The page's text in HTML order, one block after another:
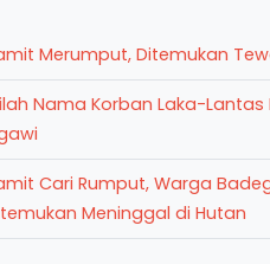
Merumput, Ditemukan
Nama Korban Laka-Lantas
Cari Rumput, Warga
Meninggal di Hutan